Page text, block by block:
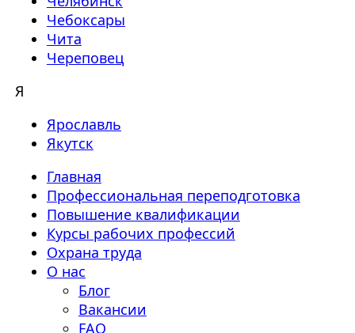
Чебоксары
Чита
Череповец
Я
Ярославль
Якутск
Главная
Профессиональная переподготовка
Повышение квалификации
Курсы рабочих профессий
Охрана труда
О нас
Блог
Вакансии
FAQ